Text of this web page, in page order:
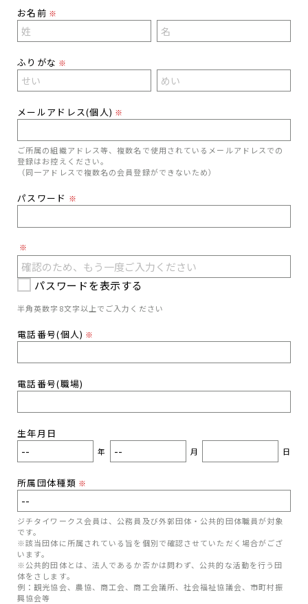
お名前 ※
ふりがな ※
メールアドレス(個人) ※
ご所属の組織アドレス等、複数名で使用されているメールアドレスでの
登録はお控えください。
（同一アドレスで複数名の会員登録ができないため）
パスワード ※
※
パスワードを表示する
半角英数字8文字以上でご入力ください
電話番号(個人) ※
電話番号(職場)
生年月日
年 月 日
所属団体種類 ※
ジチタイワークス会員は、公務員及び外郭団体・公共的団体職員が対象
です。
※該当団体に所属されている旨を個別で確認させていただく場合がござ
います。
※公共的団体とは、法人であるか否かは問わず、公共的な活動を行う団
体をさします。
例：観光協会、農協、商工会、商工会議所、社会福祉協議会、市町村振
興協会等